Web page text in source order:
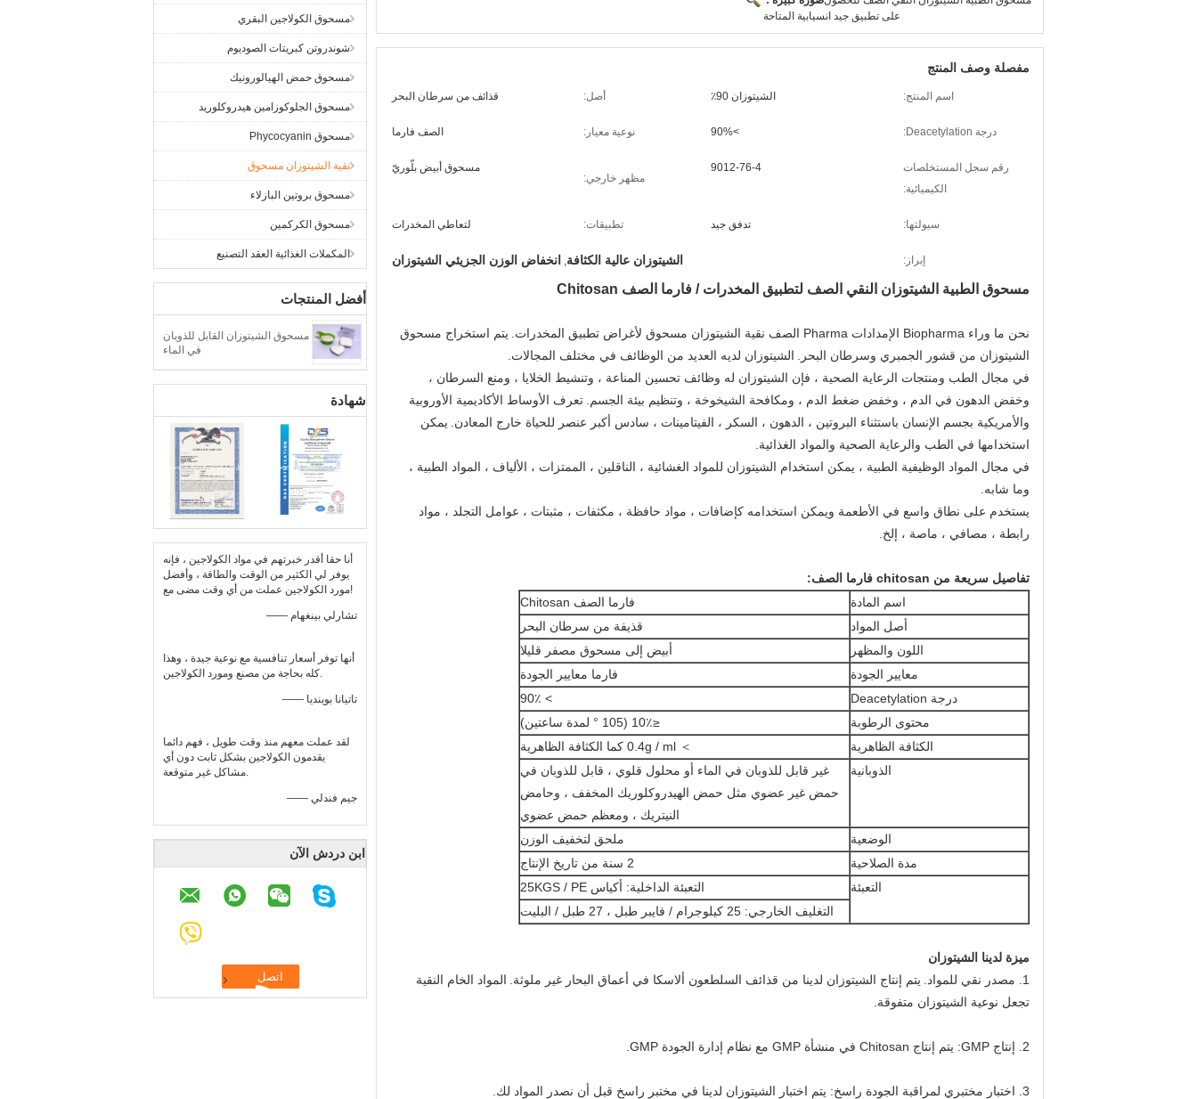
مسحوق الكولاجين البقري
شوندروتن كبريتات الصوديوم
مسحوق حمض الهيالورونيك
مسحوق الجلوكوزامين هيدروكلوريد
مسحوق Phycocyanin
نقية الشيتوزان مسحوق
مسحوق بروتين البازلاء
مسحوق الكركمين
المكملات الغذائية العقد التصنيع
أفضل المنتجات
مسحوق الشيتوزان القابل للذوبان
في الماء
شهادة
أنا حقا أقدر خبرتهم في مواد الكولاجين ، فإنه
يوفر لي الكثير من الوقت والطاقة ، وأفضل
مورد الكولاجين عملت من أي وقت مضى مع!
—— تشارلي بينغهام
أنها توفر أسعار تنافسية مع نوعية جيدة ، وهذا
كله بحاجة من مصنع ومورد الكولاجين.
—— تاتيانا بوينديا
لقد عملت معهم منذ وقت طويل ، فهم دائما
يقدمون الكولاجين بشكل ثابت دون أي
مشاكل غير متوقعة.
—— جيم فندلي
ابن دردش الآن
على تطبيق جيد انسيابية المتاحة
مفصلة وصف المنتج
اسم المنتج: الشيتوزان 90٪ أصل: قذائف من سرطان البحر
درجة Deacetylation: >90% نوعية معيار: الصف فارما
رقم سجل المستخلصات
الكيميائية:
9012-76-4
مظهر خارجي:
مسحوق أبيض بلّوريّ
سيولتها: تدفق جيد تطبيقات: لتعاطي المخدرات
إبراز: الشيتوزان عالية الكثافة, انخفاض الوزن الجزيئي الشيتوزان
مسحوق الطبية الشيتوزان النقي الصف لتطبيق المخدرات / فارما الصف Chitosan
نحن ما وراء Biopharma الإمدادات Pharma الصف نقية الشيتوزان مسحوق لأغراض تطبيق المخدرات.
يتم استخراج مسحوق
الشيتوزان من قشور الجمبري وسرطان البحر.
الشيتوزان لديه العديد من الوظائف في مختلف المجالات.
في مجال الطب ومنتجات الرعاية الصحية ، فإن الشيتوزان له وظائف تحسين المناعة ، وتنشيط الخلايا ، ومنع السرطان ،
وخفض الدهون في الدم ، وخفض ضغط الدم ، ومكافحة الشيخوخة ، وتنظيم بيئة الجسم. تعرف الأوساط الأكاديمية الأوروبية
والأمريكية بجسم الإنسان باستثناء البروتين ، الدهون ، السكر ، الفيتامينات ، سادس أكبر عنصر للحياة خارج المعادن. يمكن
استخدامها في الطب والرعاية الصحية والمواد الغذائية.
في مجال المواد الوظيفية الطبية ، يمكن استخدام الشيتوزان للمواد الغشائية ، الناقلين ، الممتزات ، الألياف ، المواد الطبية ،
وما شابه.
يستخدم على نطاق واسع في الأطعمة ويمكن استخدامه كإضافات ، مواد حافظة ، مكثفات ، مثبتات ، عوامل التجلد ، مواد
رابطة ، مصافي ، ماصة ، إلخ.
تفاصيل سريعة من chitosan فارما الصف:
اسم المادة
فارما الصف Chitosan
أصل المواد
قذيفة من سرطان البحر
اللون والمظهر
أبيض إلى مسحوق مصفر قليلا
معايير الجودة
فارما معايير الجودة
درجة Deacetylation
> 90٪
محتوى الرطوبة
≤10٪ (105 ° لمدة ساعتين)
الكثافة الظاهرية
＞ 0.4g / ml كما الكثافة الظاهرية
الذوبانية
غير قابل للذوبان في الماء أو محلول قلوي ، قابل للذوبان في
حمض غير عضوي مثل حمض الهيدروكلوريك المخفف ، وحامض
النيتريك ، ومعظم حمض عضوي
الوضعية
ملحق لتخفيف الوزن
مدة الصلاحية
2 سنة من تاريخ الإنتاج
التعبئة
التعبئة الداخلية: أكياس 25KGS / PE
التغليف الخارجي: 25 كيلوجرام / فايبر طبل ، 27 طبل / البليت
ميزة لدينا الشيتوزان
1. مصدر نقي للمواد.
يتم إنتاج الشيتوزان لدينا من قذائف السلطعون ألاسكا في أعماق البحار غير ملوثة. المواد الخام النقية
تجعل نوعية الشيتوزان متفوقة.
2. إنتاج GMP: يتم إنتاج Chitosan في منشأة GMP مع نظام إدارة الجودة GMP.
3. اختبار مختبري لمراقبة الجودة راسخ: يتم اختبار الشيتوزان لدينا في مختبر راسخ قبل أن نصدر المواد لك.